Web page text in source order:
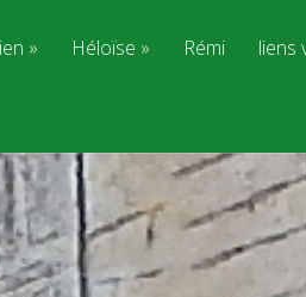
Héloïse Rémi liens